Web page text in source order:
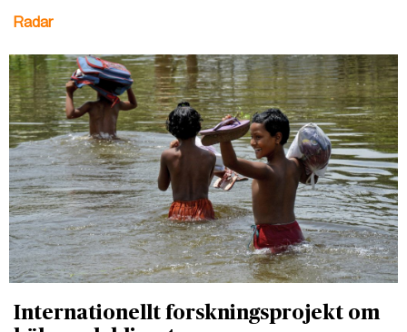
Radar
Internationellt forskningsprojekt om